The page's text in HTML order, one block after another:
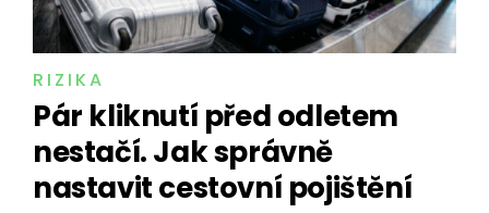
RIZIKA
Pár kliknutí před odletem
nestačí. Jak správně
nastavit cestovní pojištění